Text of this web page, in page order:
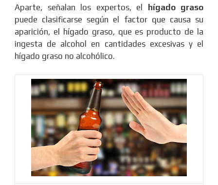
Aparte, señalan los expertos, el hígado graso
puede clasificarse según el factor que causa su
aparición, el hígado graso, que es producto de la
ingesta de alcohol en cantidades excesivas y el
hígado graso no alcohólico.